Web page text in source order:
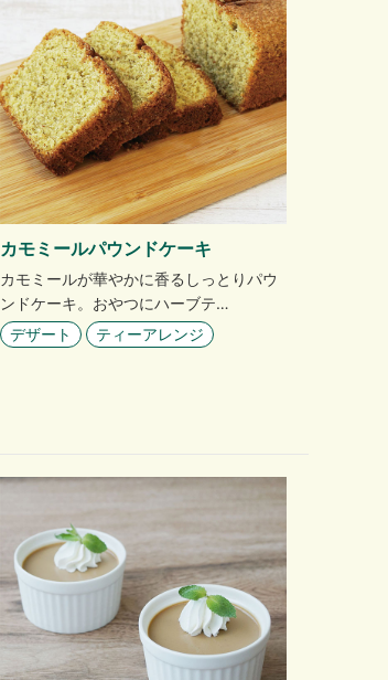
カモミールパウンドケーキ
カモミールが華やかに香るしっとりパウ
ンドケーキ。おやつにハーブテ…
デザート
ティーアレンジ